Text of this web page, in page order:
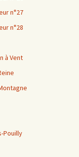
n°27
n°28
à Vent
Pouilly